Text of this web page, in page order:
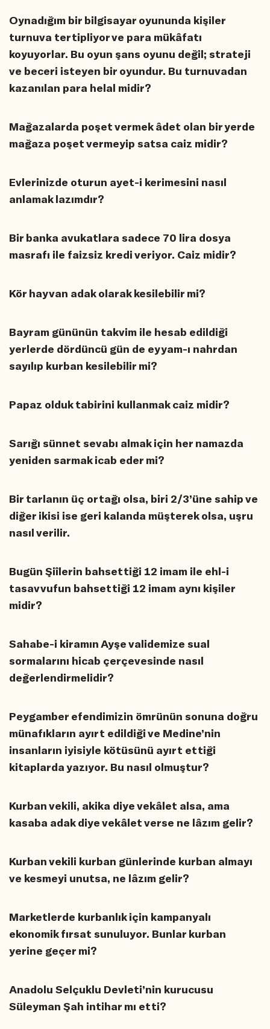
Oynadığım bir bilgisayar oyununda kişiler
turnuva tertipliyor ve para mükâfatı
koyuyorlar. Bu oyun şans oyunu değil; strateji
ve beceri isteyen bir oyundur. Bu turnuvadan
kazanılan para helal midir?
Mağazalarda poşet vermek âdet olan bir yerde
mağaza poşet vermeyip satsa caiz midir?
Evlerinizde oturun ayet-i kerimesini nasıl
anlamak lazımdır?
Bir banka avukatlara sadece 70 lira dosya
masrafı ile faizsiz kredi veriyor. Caiz midir?
Kör hayvan adak olarak kesilebilir mi?
Bayram gününün takvim ile hesab edildiği
yerlerde dördüncü gün de eyyam-ı nahrdan
sayılıp kurban kesilebilir mi?
Papaz olduk tabirini kullanmak caiz midir?
Sarığı sünnet sevabı almak için her namazda
yeniden sarmak icab eder mi?
Bir tarlanın üç ortağı olsa, biri 2/3’üne sahip ve
diğer ikisi ise geri kalanda müşterek olsa, uşru
nasıl verilir.
Bugün Şiîlerin bahsettiği 12 imam ile ehl-i
tasavvufun bahsettiği 12 imam aynı kişiler
midir?
Sahabe-i kiramın Ayşe validemize sual
sormalarını hicab çerçevesinde nasıl
değerlendirmelidir?
Peygamber efendimizin ömrünün sonuna doğru
münafıkların ayırt edildiği ve Medine’nin
insanların iyisiyle kötüsünü ayırt ettiği
kitaplarda yazıyor. Bu nasıl olmuştur?
Kurban vekili, akika diye vekâlet alsa, ama
kasaba adak diye vekâlet verse ne lâzım gelir?
Kurban vekili kurban günlerinde kurban almayı
ve kesmeyi unutsa, ne lâzım gelir?
Marketlerde kurbanlık için kampanyalı
ekonomik fırsat sunuluyor. Bunlar kurban
yerine geçer mi?
Anadolu Selçuklu Devleti’nin kurucusu
Süleyman Şah intihar mı etti?